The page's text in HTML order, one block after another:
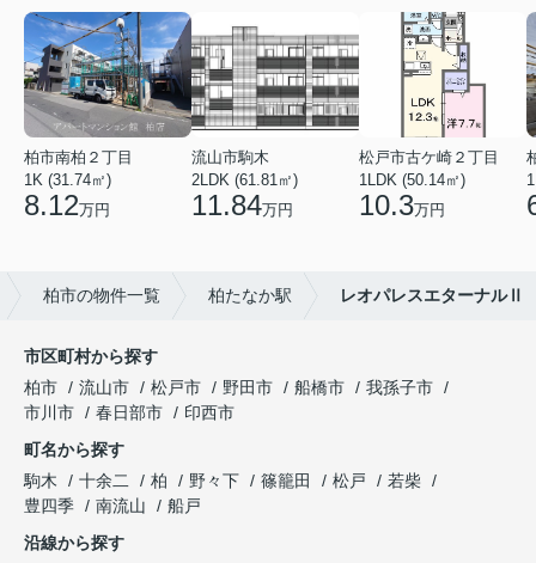
柏市南柏２丁目
1K (31.74㎡)
8.12万円
流山市駒木
2LDK (61.81㎡)
11.84万円
松戸市古ケ崎２丁目
1LDK (50.14㎡)
10.3万円
柏市の物件一覧 柏たなか駅 レオパレスエターナルⅡ
市区町村から探す
柏市
流山市 松戸市 野田市 船橋市
我孫子市
市川市
春日部市
印西市
町名から探す
駒木
十余二 柏 野々下 篠籠田 松戸
若柴
豊四季
南流山
船戸
沿線から探す